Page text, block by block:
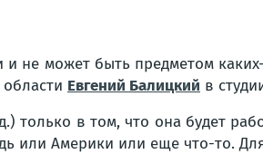
не может быть предметом
Евгений Балицкий в
только в том, что она будет
или Америки или еще что-то.